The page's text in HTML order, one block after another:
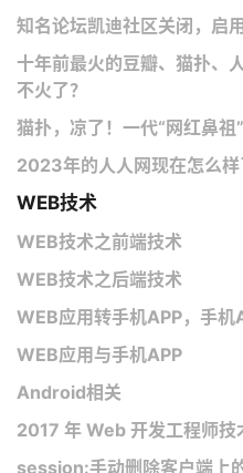
知名论坛凯迪社区关闭，启
十年前最火的豆瓣、猫扑、
不火了？
猫扑，凉了！一代“网红鼻
2023年的人人网现在怎么样
WEB技术
WEB技术之前端技术
WEB技术之后端技术
WEB应用转手机APP，手机
WEB应用与手机APP
Android相关
2017 年 Web 开发工程师技
session:手动删除客户端上